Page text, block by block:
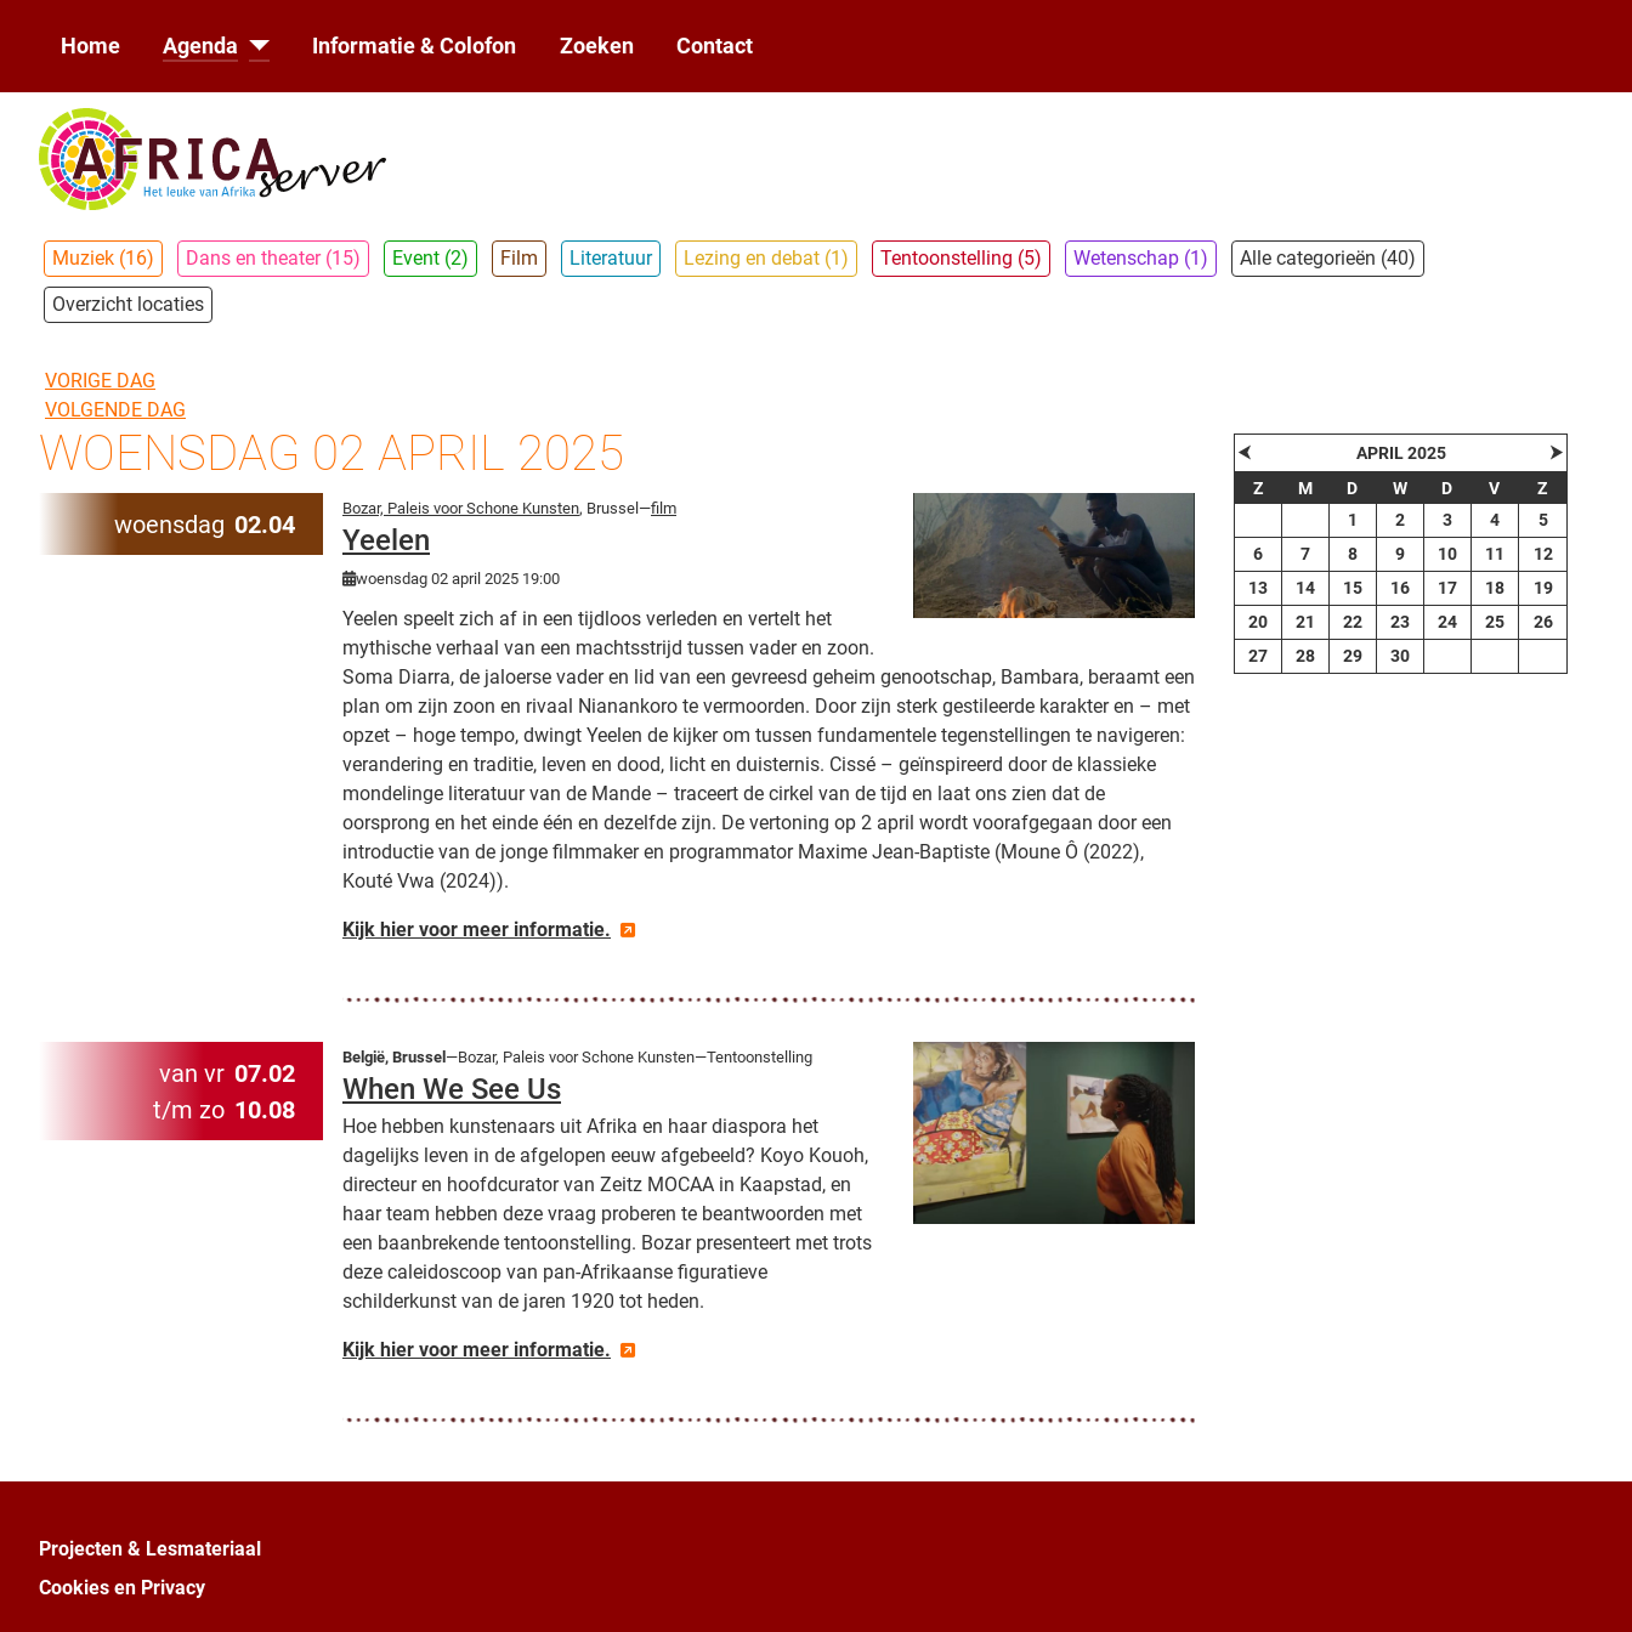
Home Agenda Informatie & Colofon Zoeken Contact
Muziek (16) Dans en theater (15) Event (2) Film Literatuur Lezing en debat (1) Tentoonstelling (5) Wetenschap (1)
Alle categorieën (40)
Overzicht locaties
VORIGE DAG
VOLGENDE DAG
WOENSDAG 02 APRIL 2025
woensdag 02.04
Bozar, Paleis voor Schone Kunsten, Brussel—film
Yeelen
woensdag 02 april 2025 19:00
Yeelen speelt zich af in een tijdloos verleden en vertelt het
mythische verhaal van een machtsstrijd tussen vader en zoon.
Soma Diarra, de jaloerse vader en lid van een gevreesd geheim genootschap, Bambara, beraamt een
plan om zijn zoon en rivaal Nianankoro te vermoorden. Door zijn sterk gestileerde karakter en – met
opzet – hoge tempo, dwingt Yeelen de kijker om tussen fundamentele tegenstellingen te navigeren:
verandering en traditie, leven en dood, licht en duisternis. Cissé – geïnspireerd door de klassieke
mondelinge literatuur van de Mande – traceert de cirkel van de tijd en laat ons zien dat de
oorsprong en het einde één en dezelfde zijn. De vertoning op 2 april wordt voorafgegaan door een
introductie van de jonge filmmaker en programmator Maxime Jean-Baptiste (Moune Ô (2022),
Kouté Vwa (2024)).
Kijk hier voor meer informatie.
van vr 07.02
t/m zo 10.08
België, Brussel —Bozar, Paleis voor Schone Kunsten—Tentoonstelling
When We See Us
Hoe hebben kunstenaars uit Afrika en haar diaspora het
dagelijks leven in de afgelopen eeuw afgebeeld? Koyo Kouoh,
directeur en hoofdcurator van Zeitz MOCAA in Kaapstad, en
haar team hebben deze vraag proberen te beantwoorden met
een baanbrekende tentoonstelling. Bozar presenteert met trots
deze caleidoscoop van pan-Afrikaanse figuratieve
schilderkunst van de jaren 1920 tot heden.
Kijk hier voor meer informatie.
⮜ APRIL 2025 ⮞
Z M D W D V
Z
1
2 3 4
5
6
7 8 9 10 11
12
13
14 15 16 17 18
19
20
21 22 23 24 25
26
27
28 29 30
Projecten & Lesmateriaal
Cookies en Privacy